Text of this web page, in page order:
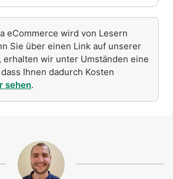
eCommerce wird von Lesern
Sie über einen Link auf unserer
erhalten wir unter Umständen eine
Ihnen dadurch Kosten
sehen.